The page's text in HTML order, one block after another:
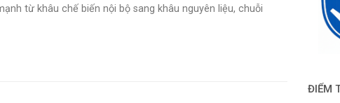
từ khâu chế biến nội bộ sang khâu nguyên liệu, chuỗi